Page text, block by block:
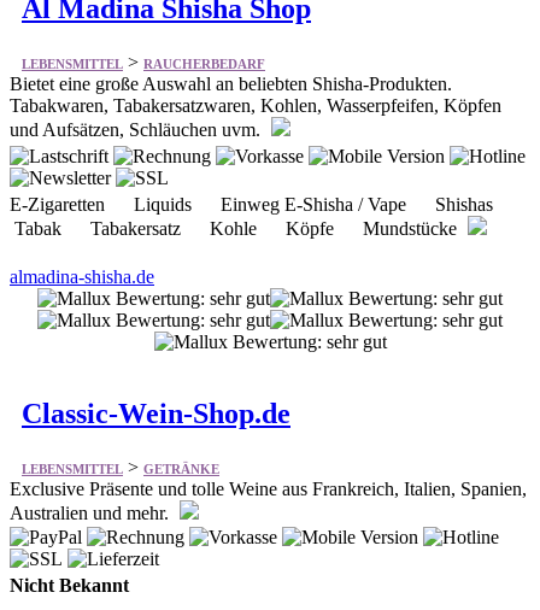
Al Madina Shisha Shop
LEBENSMITTEL > RAUCHERBEDARF
Bietet eine große Auswahl an beliebten Shisha-Produkten.
Tabakwaren, Tabakersatzwaren, Kohlen, Wasserpfeifen, Köpfen
und Aufsätzen, Schläuchen uvm.
E-Zigaretten Liquids Einweg E-Shisha / Vape Shishas
Tabak Tabakersatz Kohle Köpfe Mundstücke
almadina-shisha.de
Classic-Wein-Shop.de
LEBENSMITTEL > GETRÄNKE
Exclusive Präsente und tolle Weine aus Frankreich, Italien, Spanien,
Australien und mehr.
Nicht Bekannt